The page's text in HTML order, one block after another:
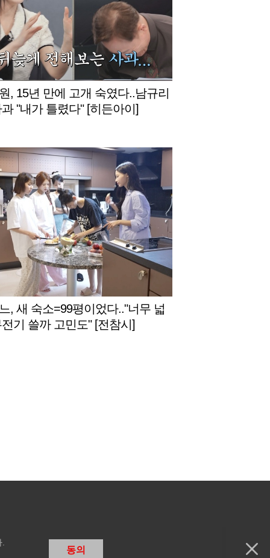
, 15년 만에 고개 숙였다..남규리
"내가 틀렸다" [히든아이]
, 새 숙소=99평이었다.."너무 넓
기 쓸까 고민도" [전참시]
동의